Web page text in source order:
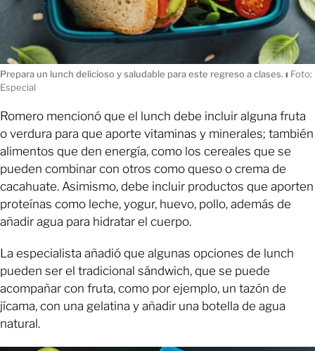
Prepara un lunch delicioso y saludable para este regreso a clases. ı Foto:
Especial
Romero mencionó que el lunch debe incluir alguna fruta
o verdura para que aporte vitaminas y minerales; también
alimentos que den energía, como los cereales que se
pueden combinar con otros como queso o crema de
cacahuate. Asimismo, debe incluir productos que aporten
proteínas como leche, yogur, huevo, pollo, además de
añadir agua para hidratar el cuerpo.
La especialista añadió que algunas opciones de lunch
pueden ser el tradicional sándwich, que se puede
acompañar con fruta, como por ejemplo, un tazón de
jícama, con una gelatina y añadir una botella de agua
natural.